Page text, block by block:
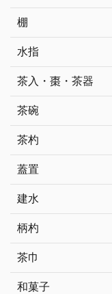
棚
水指
茶入・棗・茶器
茶碗
茶杓
蓋置
建水
柄杓
茶巾
和菓子